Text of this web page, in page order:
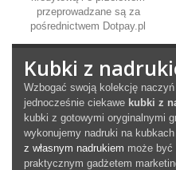
Kubki z
Wzbogać swoją kolekcję
jednocześnie ciekawe kubki z
kubki z gotowymi oryginalnymi
wykonujemy nadruki na kubkach
z własnym nadrukiem może być
praktycznym gadżetem